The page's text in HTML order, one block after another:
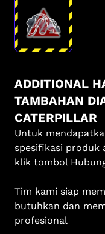
ADDITIONAL
TAMBAHAN
CATERPILLAR
Untuk
spesifikasi produk
klik tombol
Tim kami siap
butuhkan dan
profesional